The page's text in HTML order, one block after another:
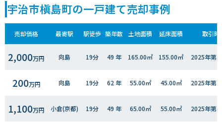
宇治市槇島町の一戸建て売却事例
売却価格 最寄駅 駅徒歩 築年数 土地面積 延床面積 取引時
2,000万円 向島 19分 49 年 165.00㎡ 155.00㎡ 2025年第3
200万円 向島 19分 62 年 55.00㎡ 45.00㎡ 2025年第2
1,100万円 小倉(京都) 19分 49 年 65.00㎡ 55.00㎡ 2025年第2